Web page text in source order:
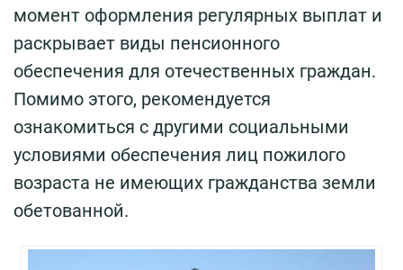
момент оформления регулярных выплат и
раскрывает виды пенсионного
обеспечения для отечественных граждан.
Помимо этого, рекомендуется
ознакомиться с другими социальными
условиями обеспечения лиц пожилого
возраста не имеющих гражданства земли
обетованной.